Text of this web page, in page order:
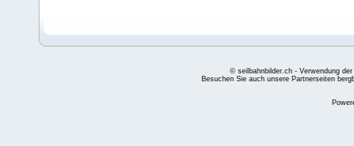
© seilbahnbilder.ch - Verwendung
Besuchen Sie auch unsere Partnerseiten